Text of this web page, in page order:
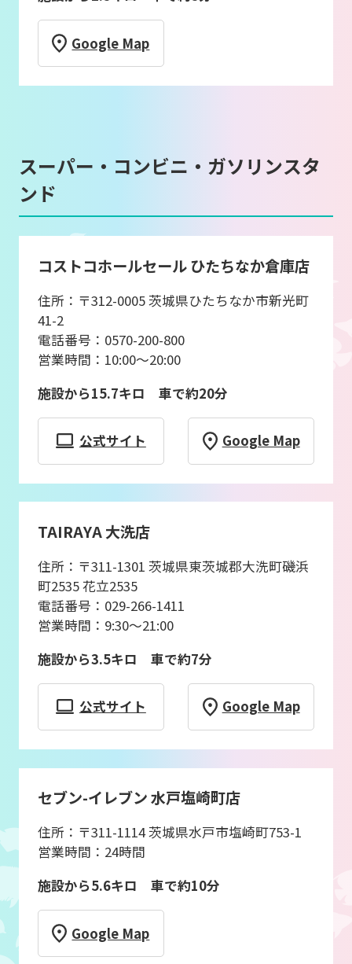
Google Map
スーパー・コンビニ・ガソリンスタ
ンド
コストコホールセール ひたちなか倉庫店
住所：〒312-0005 茨城県ひたちなか市新光町
41-2
電話番号：0570-200-800
営業時間：10:00〜20:00
施設から15.7キロ 車で約20分
公式サイト Google Map
TAIRAYA 大洗店
住所：〒311-1301 茨城県東茨城郡大洗町磯浜
町2535 花立2535
電話番号：029-266-1411
営業時間：9:30〜21:00
施設から3.5キロ 車で約7分
公式サイト Google Map
セブン-イレブン 水戸塩崎町店
住所：〒311-1114 茨城県水戸市塩崎町753-1
営業時間：24時間
施設から5.6キロ 車で約10分
Google Map